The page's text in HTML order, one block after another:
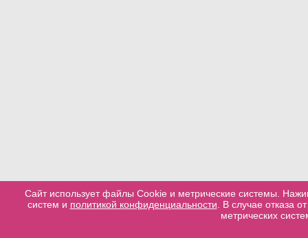
Сайт использует файлы Cookie и метрические системы.
систем и политикой конфиденциальности . В случае отказа
метрических